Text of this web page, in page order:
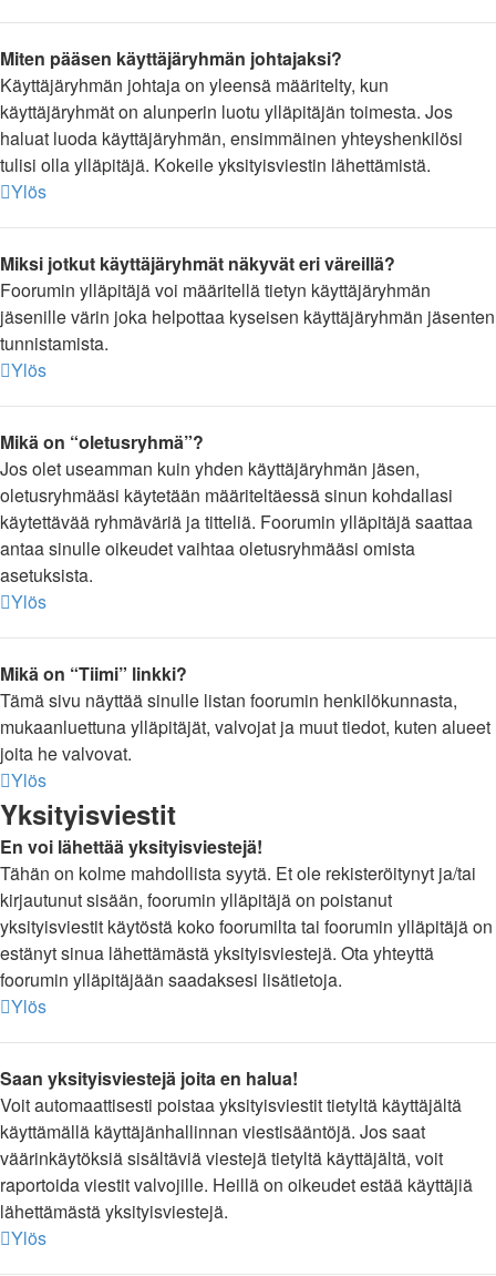
Miten pääsen käyttäjäryhmän johtajaksi?
Käyttäjäryhmän johtaja on yleensä määritelty, kun
käyttäjäryhmät on alunperin luotu ylläpitäjän toimesta. Jos
haluat luoda käyttäjäryhmän, ensimmäinen yhteyshenkilösi
tulisi olla ylläpitäjä. Kokeile yksityisviestin lähettämistä.
Ylös
Miksi jotkut käyttäjäryhmät näkyvät eri väreillä?
Foorumin ylläpitäjä voi määritellä tietyn käyttäjäryhmän
jäsenille värin joka helpottaa kyseisen käyttäjäryhmän jäsenten
tunnistamista.
Ylös
Mikä on “oletusryhmä”?
Jos olet useamman kuin yhden käyttäjäryhmän jäsen,
oletusryhmääsi käytetään määriteltäessä sinun kohdallasi
käytettävää ryhmäväriä ja titteliä. Foorumin ylläpitäjä saattaa
antaa sinulle oikeudet vaihtaa oletusryhmääsi omista
asetuksista.
Ylös
Mikä on “Tiimi” linkki?
Tämä sivu näyttää sinulle listan foorumin henkilökunnasta,
mukaanluettuna ylläpitäjät, valvojat ja muut tiedot, kuten alueet
joita he valvovat.
Ylös
Yksityisviestit
En voi lähettää yksityisviestejä!
Tähän on kolme mahdollista syytä. Et ole rekisteröitynyt ja/tai
kirjautunut sisään, foorumin ylläpitäjä on poistanut
yksityisviestit käytöstä koko foorumilta tai foorumin ylläpitäjä on
estänyt sinua lähettämästä yksityisviestejä. Ota yhteyttä
foorumin ylläpitäjään saadaksesi lisätietoja.
Ylös
Saan yksityisviestejä joita en halua!
Voit automaattisesti poistaa yksityisviestit tietyltä käyttäjältä
käyttämällä käyttäjänhallinnan viestisääntöjä. Jos saat
väärinkäytöksiä sisältäviä viestejä tietyltä käyttäjältä, voit
raportoida viestit valvojille. Heillä on oikeudet estää käyttäjiä
lähettämästä yksityisviestejä.
Ylös